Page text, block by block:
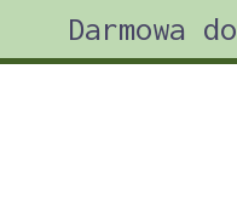
Darmowa